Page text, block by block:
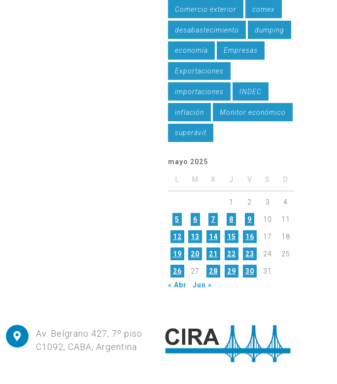
Comercio exterior comex
desabastecimiento dumping
economía Empresas
Exportaciones
importaciones INDEC
inflación Monitor económico
superávit
mayo 2025
L M X J V S D
1 2 3 4
5 6 7 8 9 10 11
12 13 14 15 16 17 18
19 20 21 22 23 24 25
26 27 28 29 30
31
« Abr
Jun »
Av. Belgrano 427, 7º piso
C1092, CABA, Argentina